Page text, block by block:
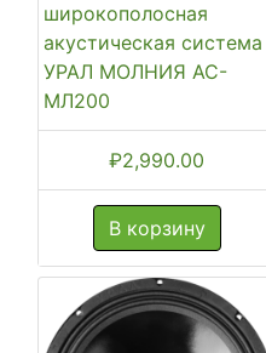
широкополосная
акустическая система
УРАЛ МОЛНИЯ АС-
МЛ200
₽2,990.00
В корзину